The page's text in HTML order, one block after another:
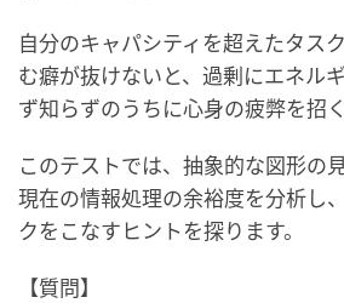
自分のキャパシティを超えたタス
む癖が抜けないと、過剰にエネル
ず知らずのうちに心身の疲弊を招
このテストでは、抽象的な図形の
現在の情報処理の余裕度を分析し
クをこなすヒントを探ります。
【質問】